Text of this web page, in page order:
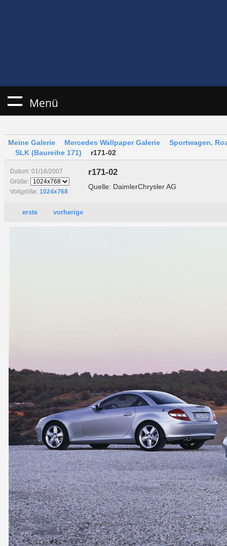
Menü
Meine Galerie Mercedes Wallpaper Galerie
Sportwagen,
SLK (Baureihe 171)
r171-02
Datum: 01/16/2007
Größe:
Vollgröße: 1024x768
r171-02
Quelle: DaimlerChrysler AG
erste vorherige